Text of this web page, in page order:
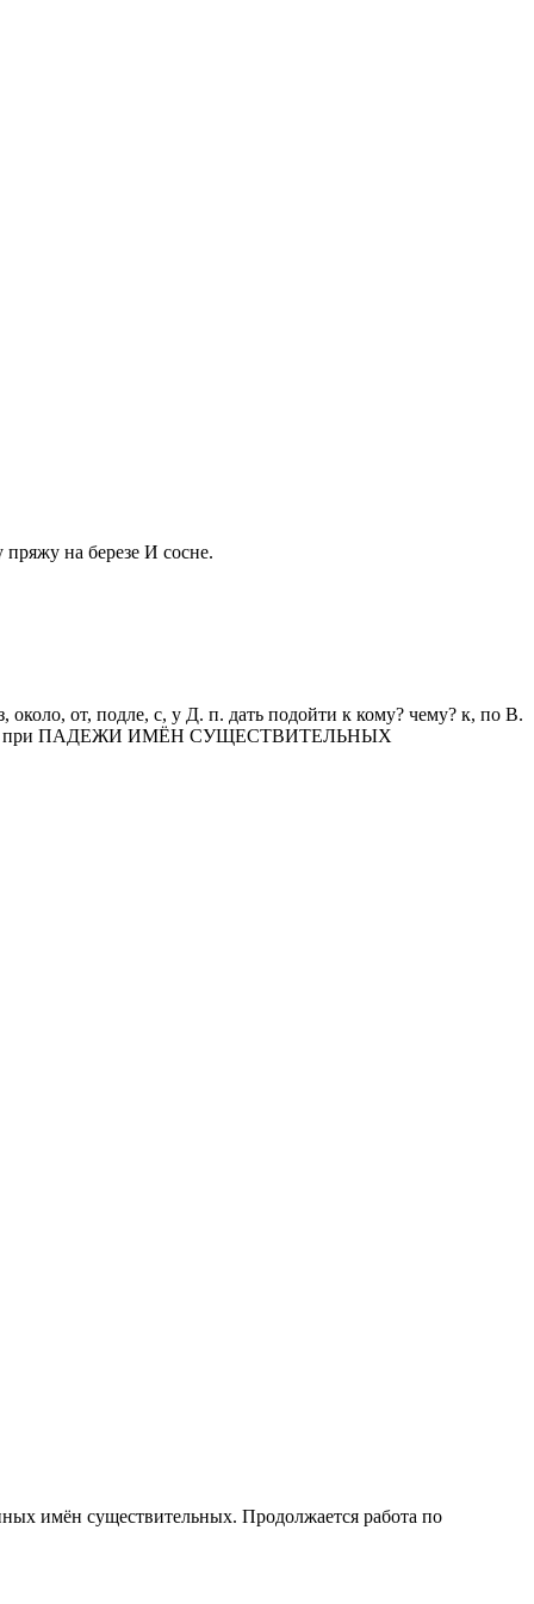
на березе И сосне.
около, от, подле, с, у Д. п. дать подойти к кому? чему? к, по В.
об, на, при ПАДЕЖИ ИМЁН СУЩЕСТВИТЕЛЬНЫХ
имён существительных. Продолжается работа по